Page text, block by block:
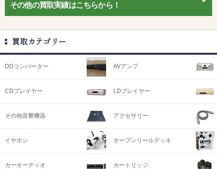
その他の買取実績はこちらから！
買取カテゴリー
DDコンバーター AVアンプ
CDプレイヤー LDプレイヤー
その他音響機器 アクセサリー
イヤホン オープンリールデッキ
カーオーディオ カートリッジ